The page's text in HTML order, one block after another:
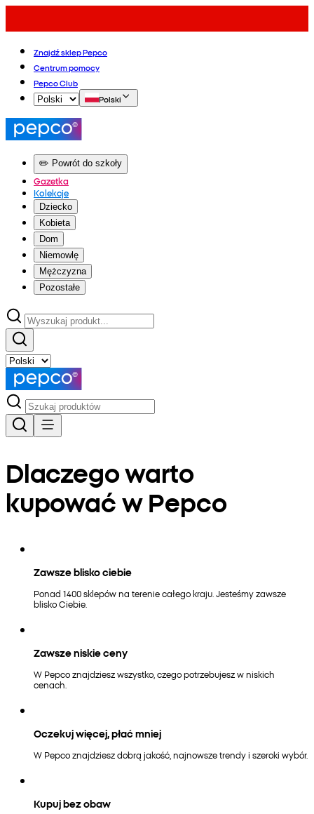
Znajdź sklep Pepco
Centrum pomocy
Pepco Club
Polski
✏️ Powrót do szkoły
Gazetka
Kolekcje
Dziecko
Kobieta
Dom
Niemowlę
Mężczyzna
Pozostałe
Dlaczego warto
kupować w Pepco
Zawsze blisko ciebie
Ponad 1400 sklepów na terenie całego kraju. Jesteśmy zawsze
blisko Ciebie.
Zawsze niskie ceny
W Pepco znajdziesz wszystko, czego potrzebujesz w niskich
cenach.
Oczekuj więcej, płać mniej
W Pepco znajdziesz dobrą jakość, najnowsze trendy i szeroki wybór.
Kupuj bez obaw